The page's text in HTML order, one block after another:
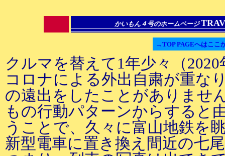
かいもん４号のホームページ
→TOP PAGEへはここ
クルマを替えて1年少々（
コロナによる外出自粛が重な
の遠出をしたことがありませ
もの行動パターンからすると
うことで、久々に富山地鉄を
新型電車に置き換え間近の七